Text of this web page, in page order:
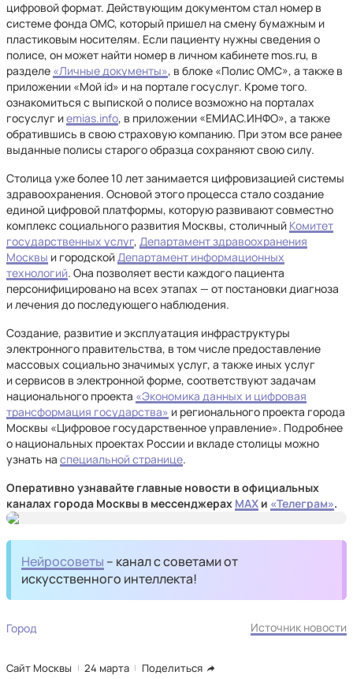
цифровой формат. Действующим документом стал номер в
системе фонда ОМС, который пришел на смену бумажным и
пластиковым носителям. Если пациенту нужны сведения о
полисе, он может найти номер в личном кабинете mos.ru, в
разделе «Личные документы», в блоке «Полис ОМС», а также в
приложении «Мой id» и на портале госуслуг. Кроме того.
ознакомиться с выпиской о полисе возможно на порталах
госуслуг иemias.info, в приложении «ЕМИАС.ИНФО», а также
обратившись в свою страховую компанию. При этом все ранее
выданные полисы старого образца сохраняют свою силу.
Столица уже более 10 лет занимается цифровизацией системы
здравоохранения. Основой этого процесса стало создание
единой цифровой платформы, которую развивают совместно
комплекс социального развития Москвы, столичный Комитет
государственных услуг, Департамент здравоохранения
Москвы и городскойДепартамент информационных
технологий. Она позволяет вести каждого пациента
персонифицировано на всех этапах — от постановки диагноза
и лечения до последующего наблюдения.
Создание, развитие и эксплуатация инфраструктуры
электронного правительства, в том числе предоставление
массовых социально значимых услуг, а также иных услуг
и сервисов в электронной форме, соответствуют задачам
национального проекта «Экономика данных и цифровая
трансформация государства» и регионального проекта города
Москвы «Цифровое государственное управление». Подробнее
о национальных проектах России и вкладе столицы можно
узнать на специальной странице.
Оперативно узнавайте главные новости в официальных
каналах города Москвы в мессенджерах MAX и «Телеграм».
Нейросоветы – канал с советами от
искусственного интеллекта!
Город Источник новости
Сайт Москвы 24 марта Поделиться